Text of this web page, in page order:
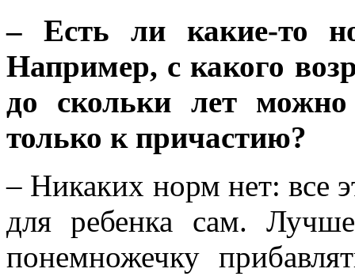
– Есть ли какие-то
Например, с какого
до скольки лет
только к причастию?
– Никаких норм нет: все
для ребенка сам.
понемножечку